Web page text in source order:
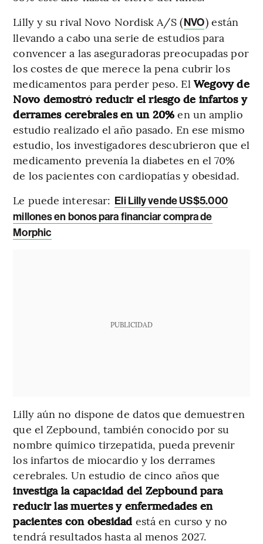
Lilly y su rival Novo Nordisk A/S (NVO) están
llevando a cabo una serie de estudios para
convencer a las aseguradoras preocupadas por
los costes de que merece la pena cubrir los
medicamentos para perder peso. El Wegovy de
Novo demostró reducir el riesgo de infartos y
derrames cerebrales en un 20% en un amplio
estudio realizado el año pasado. En ese mismo
estudio, los investigadores descubrieron que el
medicamento prevenía la diabetes en el 70%
de los pacientes con cardiopatías y obesidad.
Le puede interesar: Eli Lilly vende US$5.000
millones en bonos para financiar compra de
Morphic
PUBLICIDAD
Lilly aún no dispone de datos que demuestren
que el Zepbound, también conocido por su
nombre químico tirzepatida, pueda prevenir
los infartos de miocardio y los derrames
cerebrales. Un estudio de cinco años que
investiga la capacidad del Zepbound para
reducir las muertes y enfermedades en
pacientes con obesidad está en curso y no
tendrá resultados hasta al menos 2027.